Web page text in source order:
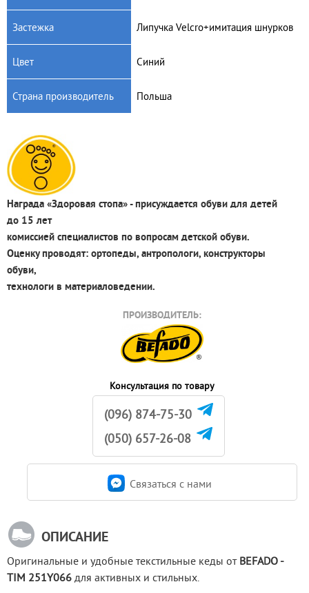
Застежка Липучка Velcro+имитация шнурков
Цвет Синий
Страна производитель Польша
Награда «Здоровая стопа» - присуждается обуви для детей
до 15 лет
комиссией специалистов по вопросам детской обуви.
Оценку проводят: ортопеды, антропологи, конструкторы
обуви,
технологи в материаловедении.
ПРОИЗВОДИТЕЛЬ:
Консультация по товару
(096) 874-75-30
(050) 657-26-08
Связаться c нами
ОПИСАНИЕ
Оригинальные и удобные текстильные кеды от BEFADO -
TIM 251Y066 для активных и стильных.